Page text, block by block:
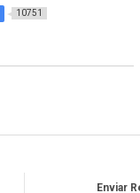
10751
Enviar